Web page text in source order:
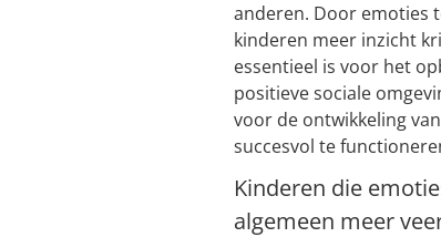
anderen. Door emoties
kinderen meer inzicht
essentieel is voor het
positieve sociale
voor de ontwikkeling
succesvol te
Kinderen die
algemeen meer